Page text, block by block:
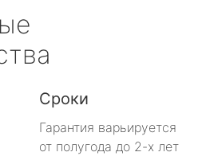
Сроки
Гарантия варьируется
от полугода до 2-х лет